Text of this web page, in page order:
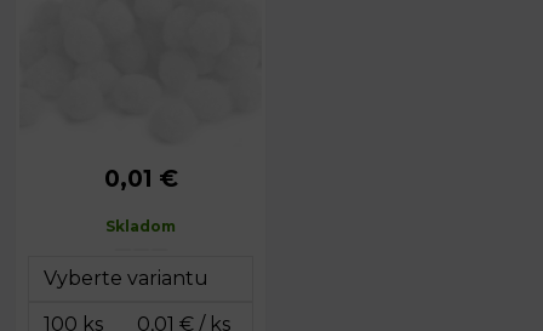
Priemer: 10 - 13 mm
0,01 €
Skladom